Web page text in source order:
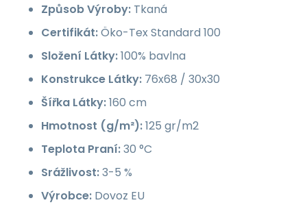
Způsob Výroby: Tkaná
Certifikát:Öko-Tex Standard 100
Složení Látky:100% bavlna
Konstrukce Látky: 76x68 / 30x30
Šířka Látky:160 cm
Hmotnost (g/m²):125 gr/m2
Teplota Praní:30 °C
Srážlivost:3-5 %
Výrobce: Dovoz EU